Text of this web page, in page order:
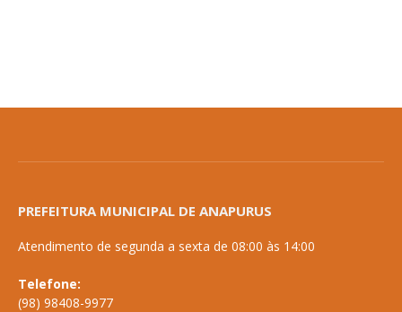
PREFEITURA MUNICIPAL DE ANAPURUS
Atendimento de segunda a sexta de 08:00 às 14:00
Telefone:
(98) 98408-9977